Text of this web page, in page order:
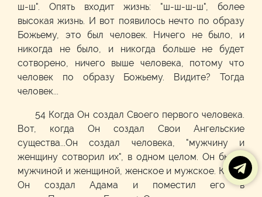
ш-ш". Опять входит жизнь: "ш-ш-ш-ш", более
высокая жизнь. И вот появилось нечто по образу
Божьему, это был человек. Ничего не было, и
никогда не было, и никогда больше не будет
сотворено, ничего выше человека, потому что
человек по образу Божьему. Видите? Тогда
человек...
54 Когда Он создал Своего первого человека.
Вот, когда Он создал Свои Ангельские
существа...Он создал человека, "мужчину и
женщину сотворил их", в одном целом. Он был и
мужчиной и женщиной, женское и мужское. Когда
Он создал Адама и поместил его в